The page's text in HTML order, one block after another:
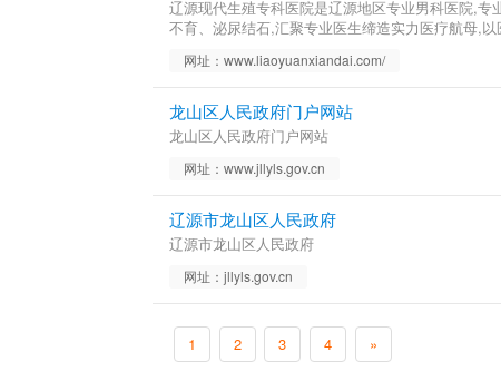
辽源现代生殖专科医院是辽源地区专业男科医院,
不育、泌尿结石,汇聚专业医生缔造实力医疗航母,以
网址：www.liaoyuanxiandai.com/
龙山区人民政府门户网站
龙山区人民政府门户网站
网址：www.jllyls.gov.cn
辽源市龙山区人民政府
辽源市龙山区人民政府
网址：jllyls.gov.cn
1 2 3 4 »